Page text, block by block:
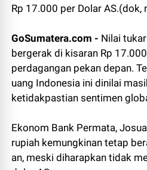
Rp 17.000 per Dolar AS.(dok,
GoSumatera.com - Nilai
bergerak di kisaran Rp
perdagangan pekan depan.
uang Indonesia ini dinilai
ketidakpastian sentimen
Ekonom Bank Permata,
rupiah kemungkinan tetap
an, meski diharapkan tidak